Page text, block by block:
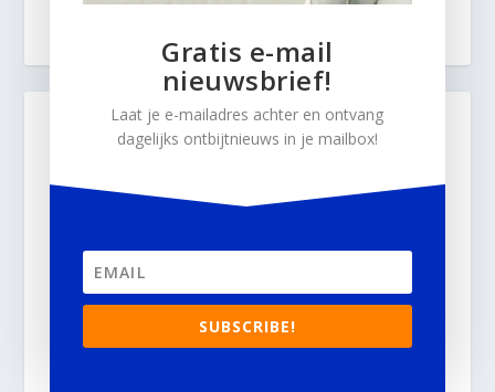
Gratis e-mail
nieuwsbrief!
Laat je e-mailadres achter en ontvang
dagelijks ontbijtnieuws in je mailbox!
SUBSCRIBE!